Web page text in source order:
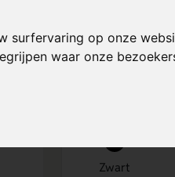
op onze
waar onze
Bereken
Zwart